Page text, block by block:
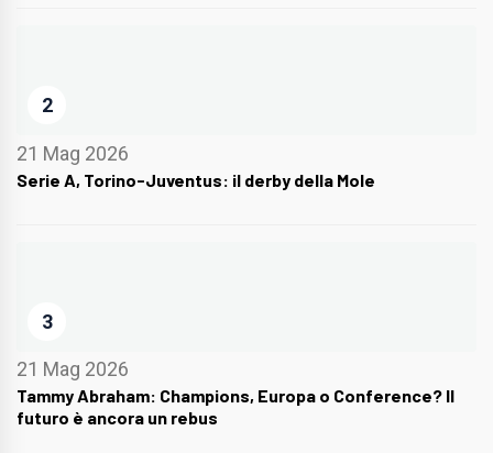
2
21 Mag 2026
Serie A, Torino-Juventus: il derby della Mole
3
21 Mag 2026
Tammy Abraham: Champions, Europa o Conference? Il
futuro è ancora un rebus